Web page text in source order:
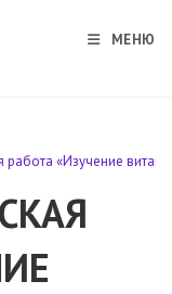
МЕНЮ
работа «Изучение